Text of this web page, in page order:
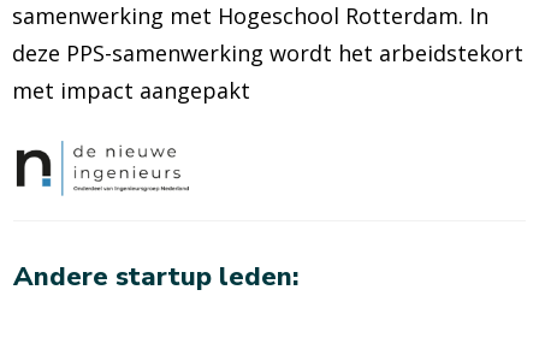
samenwerking met Hogeschool Rotterdam. In
deze PPS-samenwerking wordt het arbeidstekort
met impact aangepakt
Andere startup leden: